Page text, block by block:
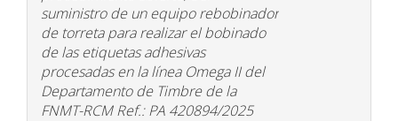
suministro de un equipo rebobinador
de torreta para realizar el bobinado
de las etiquetas adhesivas
procesadas en la línea Omega II del
Departamento de Timbre de la
FNMT-RCM Ref.: PA 420894/2025